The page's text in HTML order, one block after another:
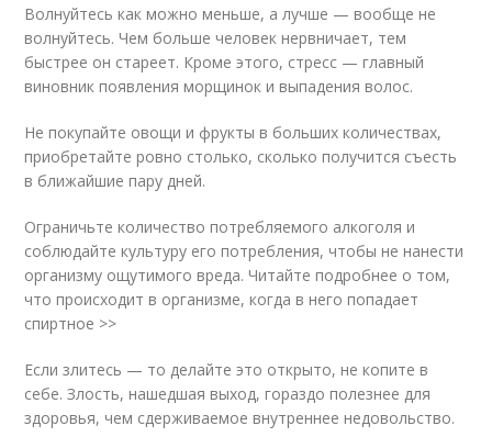
Волнуйтесь как можно меньше, а лучше — вообще не
волнуйтесь. Чем больше человек нервничает, тем
быстрее он стареет. Кроме этого, стресс — главный
виновник появления морщинок и выпадения волос.
Не покупайте овощи и фрукты в больших количествах,
приобретайте ровно столько, сколько получится съесть
в ближайшие пару дней.
Ограничьте количество потребляемого алкоголя и
соблюдайте культуру его потребления, чтобы не нанести
организму ощутимого вреда. Читайте подробнее о том,
что происходит в организме, когда в него попадает
спиртное >>
Если злитесь — то делайте это открыто, не копите в
себе. Злость, нашедшая выход, гораздо полезнее для
здоровья, чем сдерживаемое внутреннее недовольство.